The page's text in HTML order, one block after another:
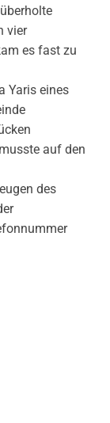
vier
es fast zu
Yaris eines
auf den
des